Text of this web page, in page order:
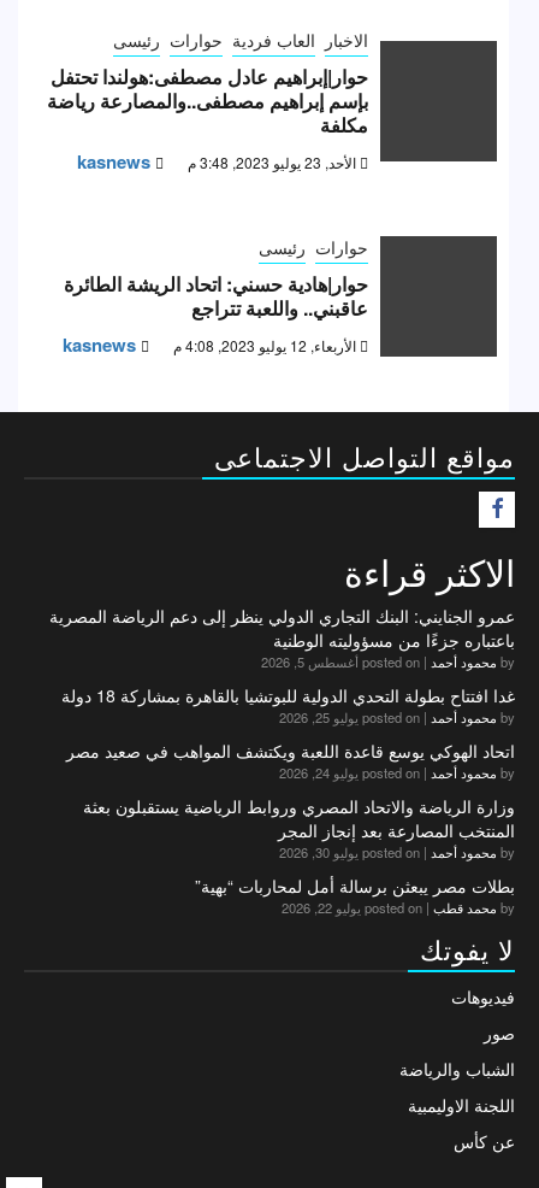
الاخبار العاب فردية حوارات رئيسى
حوار|إبراهيم عادل مصطفى:هولندا تحتفل
بإسم إبراهيم مصطفى..والمصارعة رياضة
مكلفة
الأحد, 23 يوليو 2023, 3:48 م kasnews
حوارات رئيسى
حوار|هادية حسني: اتحاد الريشة الطائرة
عاقبني.. واللعبة تتراجع
الأربعاء, 12 يوليو 2023, 4:08 م kasnews
مواقع التواصل الاجتماعى
الاكثر قراءة
عمرو الجنايني: البنك التجاري الدولي ينظر إلى دعم الرياضة المصرية
باعتباره جزءًا من مسؤوليته الوطنية
by محمود أحمد | posted on أغسطس 5, 2026
غدا افتتاح بطولة التحدي الدولية للبوتشيا بالقاهرة بمشاركة 18 دولة
by محمود أحمد | posted on يوليو 25, 2026
اتحاد الهوكي يوسع قاعدة اللعبة ويكتشف المواهب في صعيد مصر
by محمود أحمد | posted on يوليو 24, 2026
وزارة الرياضة والاتحاد المصري وروابط الرياضية يستقبلون بعثة
المنتخب المصارعة بعد إنجاز المجر
by محمود أحمد | posted on يوليو 30, 2026
بطلات مصر يبعثن برسالة أمل لمحاربات “بهية”
by محمد قطب | posted on يوليو 22, 2026
لا يفوتك
فيديوهات
صور
الشباب والرياضة
اللجنة الاوليمبية
عن كأس